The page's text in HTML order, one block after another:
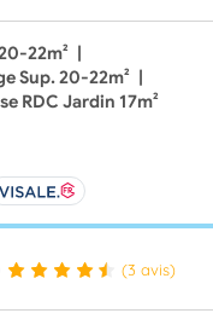
22m² |
Sup. 20-22m² |
RDC Jardin 17m²
(3 avis)